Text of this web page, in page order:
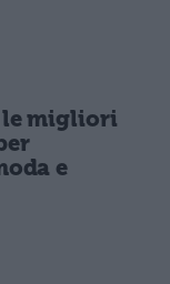
le migliori
e